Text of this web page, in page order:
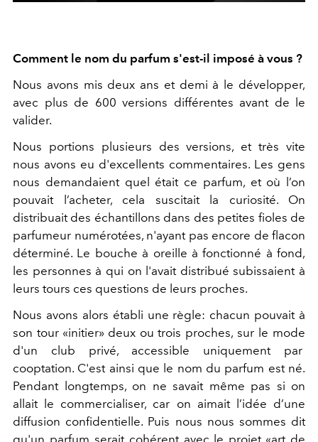
Comment le nom du parfum s'est-il imposé à vous ?
Nous avons mis deux ans et demi à le développer,
avec plus de 600 versions différentes avant de le
valider.
Nous portions plusieurs des versions, et très vite
nous avons eu d'excellents commentaires. Les gens
nous demandaient quel était ce parfum, et où l’on
pouvait l’acheter, cela suscitait la curiosité. On
distribuait des échantillons dans des petites fioles de
parfumeur numérotées, n'ayant pas encore de flacon
déterminé. Le bouche à oreille à fonctionné à fond,
les personnes à qui on l'avait distribué subissaient à
leurs tours ces questions de leurs proches.
Nous avons alors établi une règle: chacun pouvait à
son tour «initier» deux ou trois proches, sur le mode
d'un club privé, accessible uniquement par
cooptation. C'est ainsi que le nom du parfum est né.
Pendant longtemps, on ne savait même pas si on
allait le commercialiser, car on aimait l’idée d’une
diffusion confidentielle. Puis nous nous sommes dit
qu'un parfum serait cohérent avec le projet «art de